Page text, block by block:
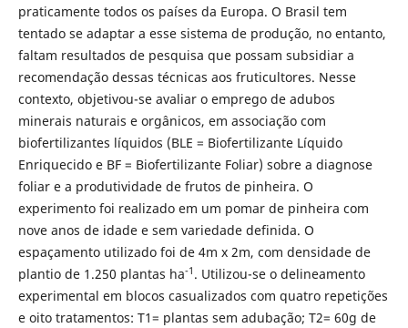
praticamente todos os países da Europa. O Brasil tem
tentado se adaptar a esse sistema de produção, no entanto,
faltam resultados de pesquisa que possam subsidiar a
recomendação dessas técnicas aos fruticultores. Nesse
contexto, objetivou-se avaliar o emprego de adubos
minerais naturais e orgânicos, em associação com
biofertilizantes líquidos (BLE = Biofertilizante Líquido
Enriquecido e BF = Biofertilizante Foliar) sobre a diagnose
foliar e a produtividade de frutos de pinheira. O
experimento foi realizado em um pomar de pinheira com
nove anos de idade e sem variedade definida. O
espaçamento utilizado foi de 4m x 2m, com densidade de
plantio de 1.250 plantas ha-1 . Utilizou-se o delineamento
experimental em blocos casualizados com quatro repetições
e oito tratamentos: T1= plantas sem adubação; T2= 60g de